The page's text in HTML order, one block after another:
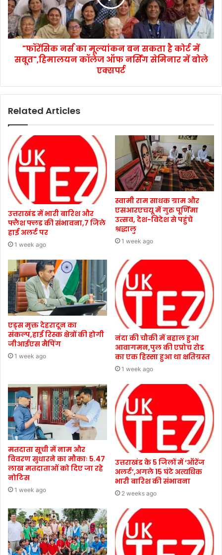
"फॉरेंसिक नर्स का मूल्यांकन बन सकता है कोर्ट में
सबूत",हिमालयन कॉलेज ऑफ नर्सिंग सेमिनार में बोले
एक्सपर्ट
Related Articles
उत्तराखंड में भारी बारिश और
फ्लैश फ्लड की संभावना,7 जिले
हाई अलर्ट पर
1 week ago
स्वामी राम साधक ग्राम और
एसआरएचयू में गुरु पूर्णिमा
उत्सव, देश-विदेश से पहुंचे
श्रद्धालु
1 week ago
एड्स मुक्त देहरादून का
संकल्प,हाई रिस्क क्षेत्रों की होगी
जीआईएस मैपिंग
1 week ago
नंदा की चौकी में बहाल हुआ
आवागमन,पुल की एप्रोच रोड
का एक हिस्सा हुआ था क्षतिग्रस्त
1 week ago
मतदाता सूची में नाम और
विवरण सुधारने का मौकाः 5.47
लाख मतदाताओं को दिए जा रहे
नोटिस
1 week ago
उत्तराखंड के 5 जिलों में ‘ऑरेंज
अलर्ट’,अगले 15 घंटे अत्यधिक
भारी बारिश की संभावना
2 weeks ago